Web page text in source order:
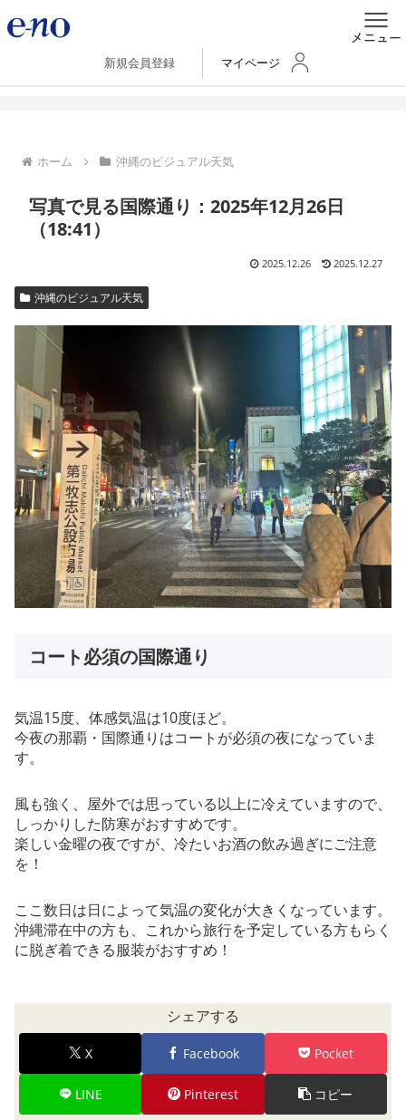
新規会員登録 マイページ
ホーム 沖縄のビジュアル天気
写真で見る国際通り：2025年12月26日
（18:41）
2025.12.26 2025.12.27
沖縄のビジュアル天気
コート必須の国際通り
気温15度、体感気温は10度ほど。
今夜の那覇・国際通りはコートが必須の夜になっていま
す。
風も強く、屋外では思っている以上に冷えていますので、
しっかりした防寒がおすすめです。
楽しい金曜の夜ですが、冷たいお酒の飲み過ぎにご注意
を！
ここ数日は日によって気温の変化が大きくなっています。
沖縄滞在中の方も、これから旅行を予定している方もらく
に脱ぎ着できる服装がおすすめ！
シェアする
X Facebook Pocket
LINE Pinterest コピー